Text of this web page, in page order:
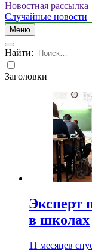
Новостная рассылка
Случайные новости
Меню
Найти:
Заголовки
Эксперт
в школах
11 месяцев